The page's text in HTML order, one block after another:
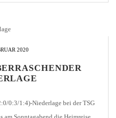
vergangenen Sonntag […]
2020
0:3/1:4)-Niederlage bei der TSG